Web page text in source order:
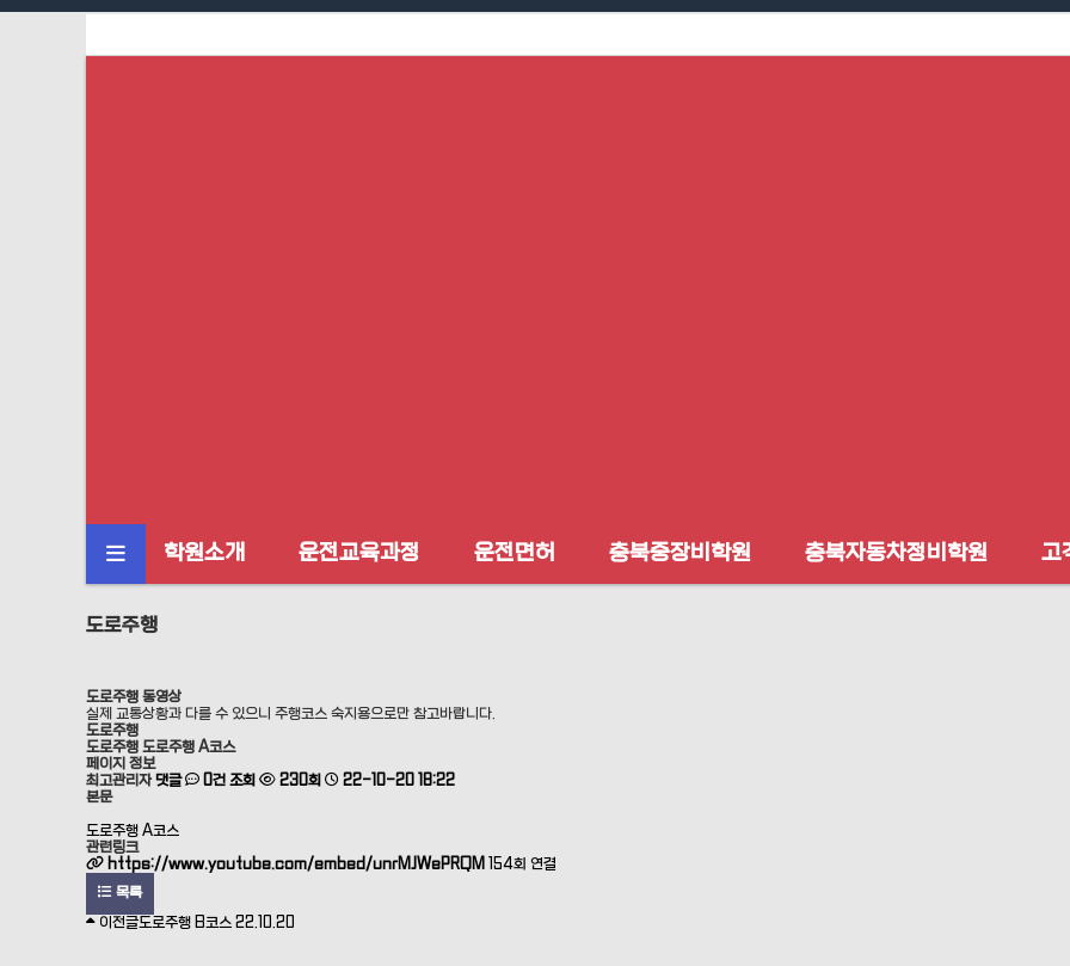
학원소개 운전교육과정 운전면허 충북중장비학원 충북자동차정비학원
고
도로주행
도로주행 동영상
실제 교통상황과 다를 수 있으니 주행코스 숙지용으로만 참고바랍니다.
도로주행
도로주행 도로주행 A코스
페이지 정보
최고관리자 댓글 0건 조회 230회
22-10-20 18:22
본문
도로주행 A코스
관련링크
https://www.youtube.com/embed/unrMJWePRQM
154회 연결
목록
이전글도로주행 B코스 22.10.20